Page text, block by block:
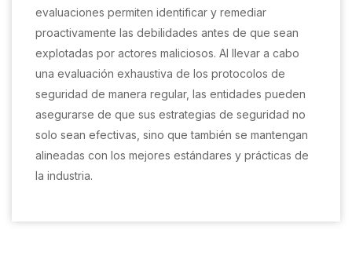
evaluaciones permiten identificar y remediar
proactivamente las debilidades antes de que sean
explotadas por actores maliciosos. Al llevar a cabo
una evaluación exhaustiva de los protocolos de
seguridad de manera regular, las entidades pueden
asegurarse de que sus estrategias de seguridad no
solo sean efectivas, sino que también se mantengan
alineadas con los mejores estándares y prácticas de
la industria.